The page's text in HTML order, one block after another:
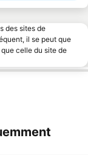
des sites de
il se peut que
celle du site de